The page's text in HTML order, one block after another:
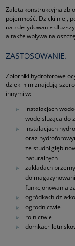
Zaletą konstrukcyjna
pojemność. Dzięki niej,
na zdecydowanie
a także wpływa na
ZASTOSOWANIE:
Zbiorniki hydroforowe
dzięki nim znajdują
innymi w:
instalacjach
wodę służącą do
instalacjach
oraz
ze studni
naturalnych
zakładach
do
funkcjonowania
ogródkach
ogrodnictwie
rolnictwie
domkach